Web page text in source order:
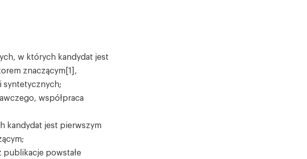
w których kandydat jest
znaczącym[1],
syntetycznych;
współpraca
kandydat jest pierwszym
publikacje powstałe